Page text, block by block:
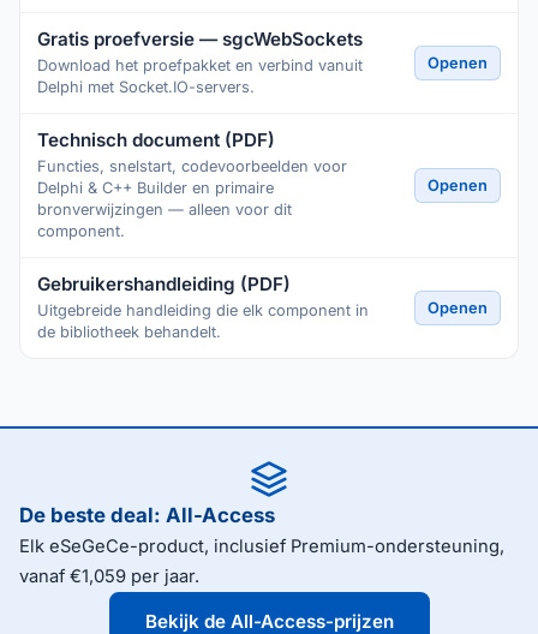
Gratis proefversie — sgcWebSockets
Download het proefpakket en verbind vanuit
Delphi met Socket.IO-servers.
Openen
Technisch document (PDF)
Functies, snelstart, codevoorbeelden voor
Delphi & C++ Builder en primaire
bronverwijzingen — alleen voor dit
component.
Openen
Gebruikershandleiding (PDF)
Uitgebreide handleiding die elk component in
de bibliotheek behandelt.
Openen
De beste deal: All-Access
Elk eSeGeCe-product, inclusief Premium-ondersteuning,
vanaf €1,059 per jaar.
Bekijk de All-Access-prijzen